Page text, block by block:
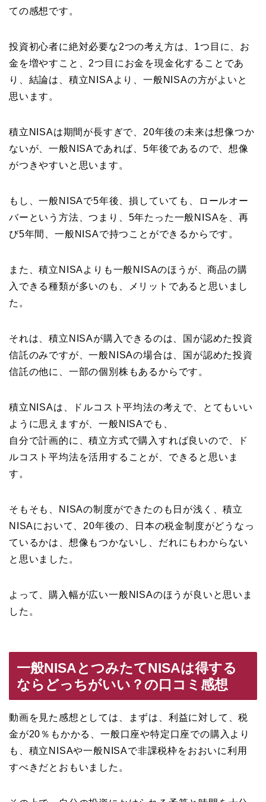
ての感想です。
投資初心者に絶対必要な2つの考え方は、1つ目に、お
金を増やすこと、2つ目にお金を現金化することであ
り、結論は、積立NISAより、一般NISAの方がよいと
思います。
積立NISAは期間が長すぎで、20年後の未来は想像つか
ないが、一般NISAであれば、5年後であるので、想像
がつきやすいと思います。
もし、一般NISAで5年後、損していても、ロールオー
バーという方法、つまり、5年たった一般NISAを、再
び5年間、一般NISAで持つことができるからです。
また、積立NISAよりも一般NISAのほうが、商品の購
入できる種類が多いのも、メリットであると思いまし
た。
それは、積立NISAが購入できるのは、国が認めた投資
信託のみですが、一般NISAの場合は、国が認めた投資
信託の他に、一部の個別株もあるからです。
積立NISAは、ドルコスト平均法の考えで、とてもいい
ように思えますが、一般NISAでも、
自分で計画的に、積立方式で購入すれば良いので、ド
ルコスト平均法を活用することが、できると思いま
す。
そもそも、NISAの制度ができたのも日が浅く、積立
NISAにおいて、20年後の、日本の税金制度がどうなっ
ているかは、想像もつかないし、だれにもわからない
と思いました。
よって、購入幅が広い一般NISAのほうが良いと思いま
した。
一般NISAとつみたてNISAは得する
ならどっちがいい？の口コミ感想
動画を見た感想としては、まずは、利益に対して、税
金が20％もかかる、一般口座や特定口座での購入より
も、積立NISAや一般NISAで非課税枠をおおいに利用
すべきだとおもいました。